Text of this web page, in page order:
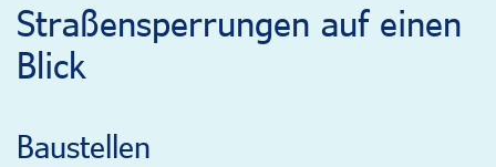
Straßensperrungen auf einen
Blick
Baustellen